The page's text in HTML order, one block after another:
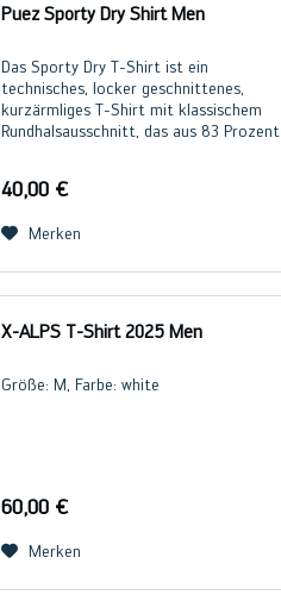
Puez Sporty Dry Shirt Men
Das Sporty Dry T-Shirt ist ein
technisches, locker geschnittenes,
kurzärmliges T-Shirt mit klassischem
Rundhalsausschnitt, das aus 83 Prozent
durch seinen Komfort...
40,00 €
Merken
X-ALPS T-Shirt 2025 Men
Größe: M, Farbe: white
60,00 €
Merken